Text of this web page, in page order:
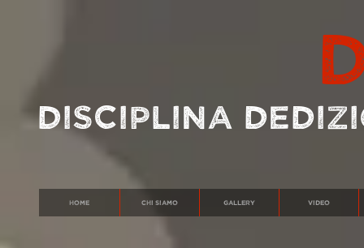
DISCIPLINA
HOME Chi siamo Gallery Video